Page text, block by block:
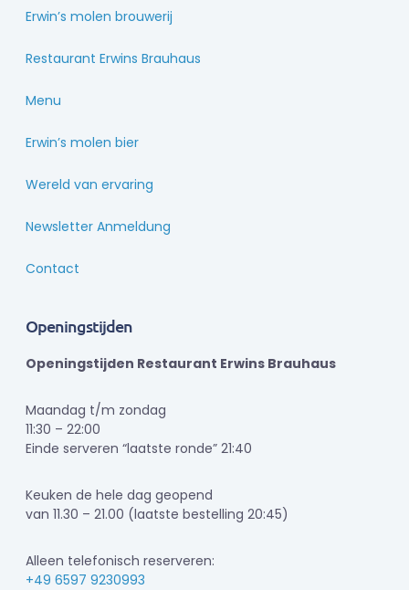
Erwin’s molen brouwerij
Restaurant Erwins Brauhaus
Menu
Erwin’s molen bier
Wereld van ervaring
Newsletter Anmeldung
Contact
Openingstijden
Openingstijden Restaurant Erwins Brauhaus
Maandag t/m zondag
11:30 – 22:00
Einde serveren “laatste ronde” 21:40
Keuken de hele dag geopend
van 11.30 – 21.00 (laatste bestelling 20:45)
Alleen telefonisch reserveren:
+49 6597 9230993